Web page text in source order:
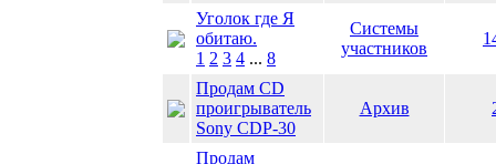
Уголок где Я
обитаю.
1 2 3 4 ... 8
Системы
участников
Продам CD
проигрыватель
Sony CDP-30
Архив
Продам